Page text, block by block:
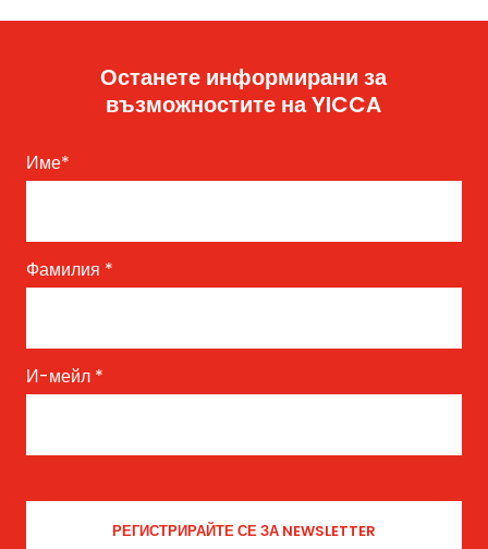
Останете информирани за
възможностите на YICCA
Име*
Фамилия *
И-мейл *